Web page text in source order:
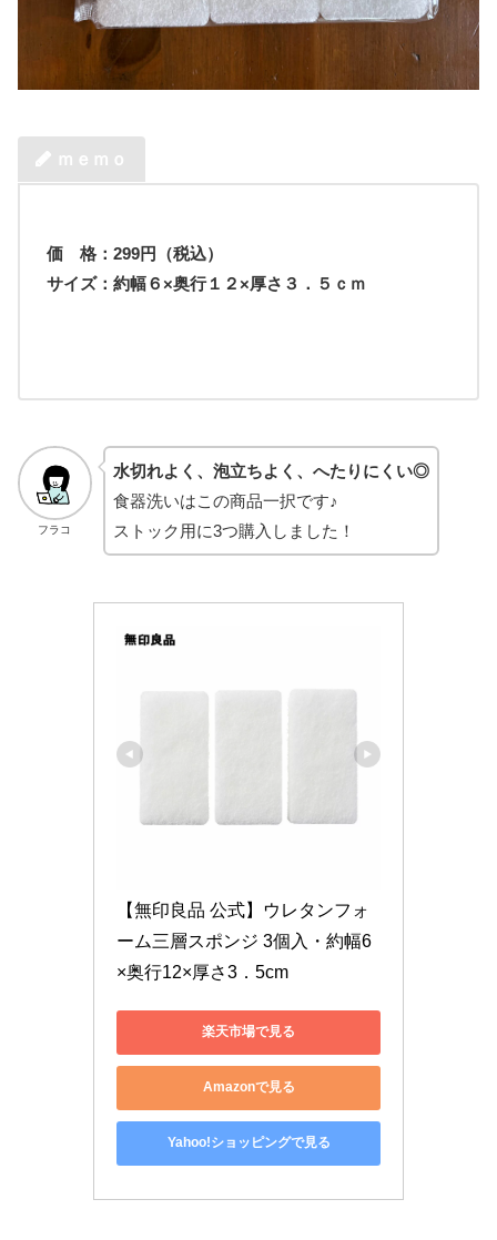
ｍｅｍｏ
価 格： 299円（税込）
サイズ：約幅６×奥行１２×厚さ３．５ｃｍ
フラコ
水切れよく、泡立ちよく、へたりにくい◎
食器洗いはこの商品一択です♪
ストック用に3つ購入しました！
【無印良品 公式】ウレタンフォ
ーム三層スポンジ 3個入・約幅6
×奥行12×厚さ3．5cm
楽天市場で見る
Amazonで見る
Yahoo!ショッピングで見る